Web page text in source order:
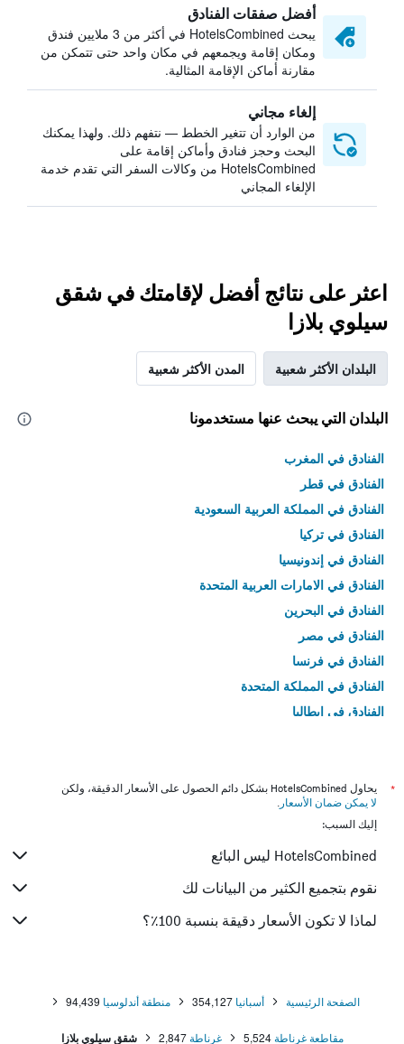
أفضل صفقات الفنادق
يبحث HotelsCombined في أكثر من 3 ملايين فندق
ومكان إقامة ويجمعهم في مكان واحد حتى تتمكن من
مقارنة أماكن الإقامة المثالية.
إلغاء مجاني
من الوارد أن تتغير الخطط — نتفهم ذلك. ولهذا يمكنك
البحث وحجز فنادق وأماكن إقامة على
HotelsCombined من وكالات السفر التي تقدم خدمة
الإلغاء المجاني
اعثر على نتائج أفضل لإقامتك في شقق
سيلوي بلازا
البلدان الأكثر شعبية المدن الأكثر شعبية
البلدان التي يبحث عنها مستخدمونا
الفنادق في المغرب
الفنادق في قطر
الفنادق في المملكة العربية السعودية
الفنادق في تركيا
الفنادق في إندونيسيا
الفنادق في الامارات العربية المتحدة
الفنادق في البحرين
الفنادق في مصر
الفنادق في فرنسا
الفنادق في المملكة المتحدة
الفنادق في إيطاليا
*
يحاول HotelsCombined بشكل دائم الحصول على الأسعار الدقيقة، ولكن
لا يمكن ضمان الأسعار .
إليك السبب:
HotelsCombined ليس البائع
نقوم بتجميع الكثير من البيانات لك
لماذا لا تكون الأسعار دقيقة بنسبة 100٪؟
الصفحة الرئيسية أسبانيا 354,127 منطقة أندلوسيا 94,439
مقاطعة غرناطة 5,524 غرناطة 2,847 شقق سيلوي بلازا